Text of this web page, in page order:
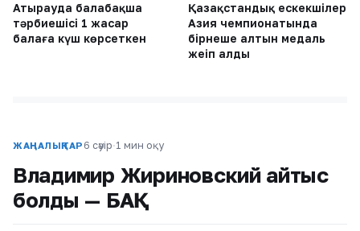
Атырауда балабақша
тәрбиешісі 1 жасар
балаға күш көрсеткен
Қазақстандық ескекшілер
Азия чемпионатында
бірнеше алтын медаль
жеңіп алды
ЖАҢАЛЫҚТАР 6 сәуір·1 мин оқу
Владимир Жириновский қайтыс
болды — БАҚ